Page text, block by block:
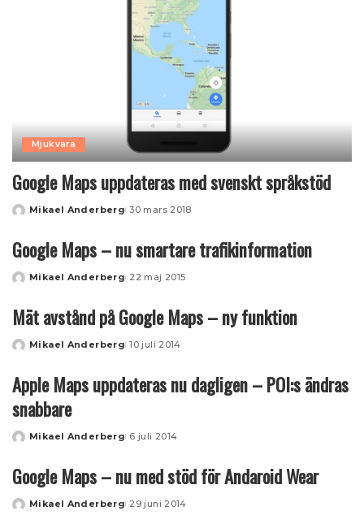
Mjukvara
Google Maps uppdateras med svenskt språkstöd
Posted
Mikael Anderberg 30 mars 2018
Google Maps – nu smartare trafikinformation
Posted
Mikael Anderberg 22 maj 2015
Mät avstånd på Google Maps – ny funktion
Posted
Mikael Anderberg 10 juli 2014
Apple Maps uppdateras nu dagligen – POI:s ändras
snabbare
Posted
Mikael Anderberg 6 juli 2014
Google Maps – nu med stöd för Andaroid Wear
Posted
Mikael Anderberg 29 juni 2014